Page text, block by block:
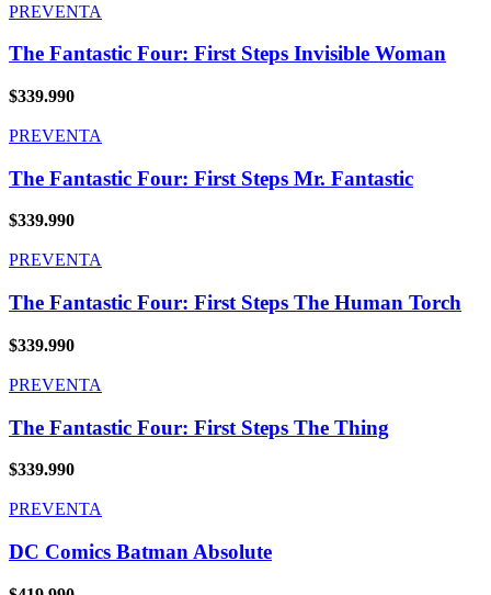
PREVENTA
The Fantastic Four: First Steps Invisible Woman
$339.990
PREVENTA
The Fantastic Four: First Steps Mr. Fantastic
$339.990
PREVENTA
The Fantastic Four: First Steps The Human Torch
$339.990
PREVENTA
The Fantastic Four: First Steps The Thing
$339.990
PREVENTA
DC Comics Batman Absolute